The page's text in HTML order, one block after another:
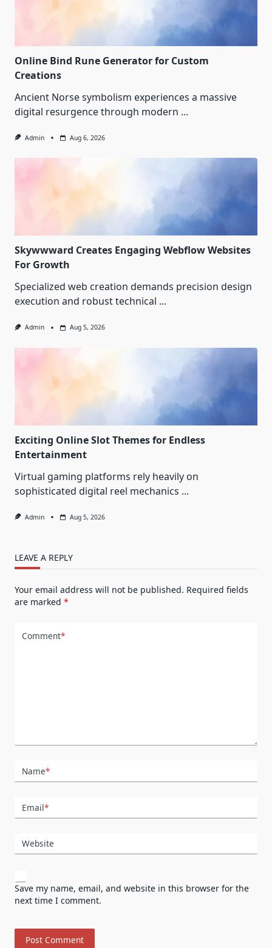
Online Bind Rune Generator for Custom
Creations
Ancient Norse symbolism experiences a massive
digital resurgence through modern ...
Admin Aug 6, 2026
Skywwward Creates Engaging Webflow Websites
For Growth
Specialized web creation demands precision design
execution and robust technical ...
Admin Aug 5, 2026
Exciting Online Slot Themes for Endless
Entertainment
Virtual gaming platforms rely heavily on
sophisticated digital reel mechanics ...
Admin Aug 5, 2026
LEAVE A REPLY
Your email address will not be published. Required fields
are marked *
Comment*
Name*
Email*
Website
Save my name, email, and website in this browser for the
next time I comment.